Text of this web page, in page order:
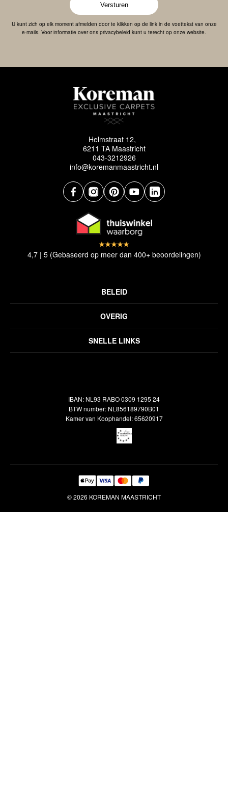
Versturen
U kunt zich op elk moment afmelden door te klikken op de link in de voettekst van onze
e-mails. Voor informatie over ons privacybeleid kunt u terecht op onze website.
Helmstraat 12,
6211 TA Maastricht
043-3212926
info@koremanmaastricht.nl
SNELLE LINKS
OVERIG
Veelgestelde vragen
BELEID
Verzendbeleid
4,7 | 5 (Gebaseerd op meer dan 400+ beoordelingen)
IBAN: NL93 RABO 0309 1295 24
BTW number: NL856189790B01
Kamer van Koophandel: 65620917
© 2026 KOREMAN MAASTRICHT